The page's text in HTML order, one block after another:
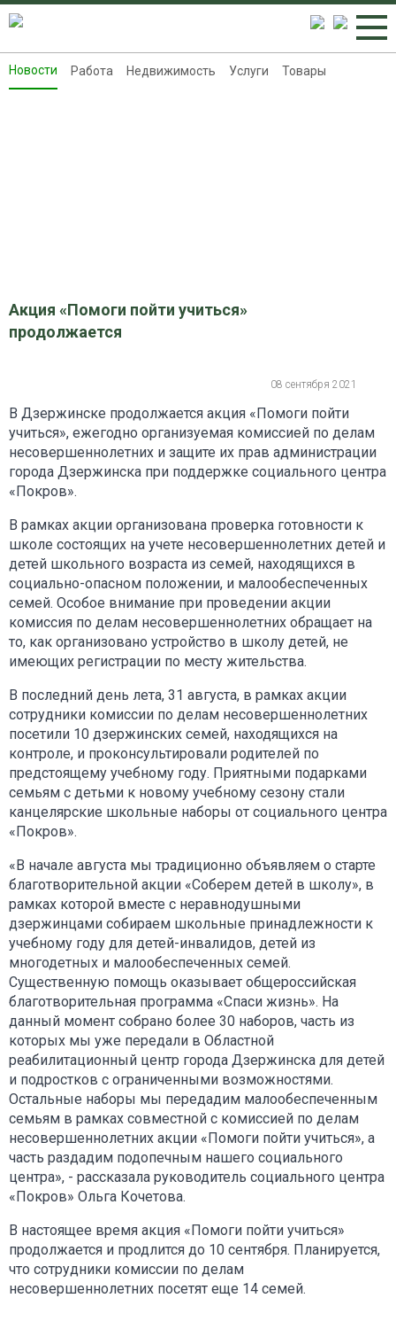
Новости
Новости Работа Недвижимость Услуги Товары
Акция «Помоги пойти учиться»
продолжается
08 сентября 2021
В Дзержинске продолжается акция «Помоги пойти
учиться», ежегодно организуемая комиссией по делам
несовершеннолетних и защите их прав администрации
города Дзержинска при поддержке социального центра
«Покров».
В рамках акции организована проверка готовности к
школе состоящих на учете несовершеннолетних детей и
детей школьного возраста из семей, находящихся в
социально-опасном положении, и малообеспеченных
семей. Особое внимание при проведении акции
комиссия по делам несовершеннолетних обращает на
то, как организовано устройство в школу детей, не
имеющих регистрации по месту жительства.
В последний день лета, 31 августа, в рамках акции
сотрудники комиссии по делам несовершеннолетних
посетили 10 дзержинских семей, находящихся на
контроле, и проконсультировали родителей по
предстоящему учебному году. Приятными подарками
семьям с детьми к новому учебному сезону стали
канцелярские школьные наборы от социального центра
«Покров».
«В начале августа мы традиционно объявляем о старте
благотворительной акции «Соберем детей в школу», в
рамках которой вместе с неравнодушными
дзержинцами собираем школьные принадлежности к
учебному году для детей-инвалидов, детей из
многодетных и малообеспеченных семей.
Существенную помощь оказывает общероссийская
благотворительная программа «Спаси жизнь». На
данный момент собрано более 30 наборов, часть из
которых мы уже передали в Областной
реабилитационный центр города Дзержинска для детей
и подростков с ограниченными возможностями.
Остальные наборы мы передадим малообеспеченным
семьям в рамках совместной с комиссией по делам
несовершеннолетних акции «Помоги пойти учиться», а
часть раздадим подопечным нашего социального
центра», - рассказала руководитель социального центра
«Покров» Ольга Кочетова.
В настоящее время акция «Помоги пойти учиться»
продолжается и продлится до 10 сентября. Планируется,
что сотрудники комиссии по делам
несовершеннолетних посетят еще 14 семей.